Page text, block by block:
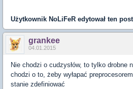
Użytkownik NoLiFeR edytował ten
grankee
04.01.2015
Nie chodzi o cudzysłów, to tylko drobne
chodzi o to, żeby wyłapać
stanie zdefiniować